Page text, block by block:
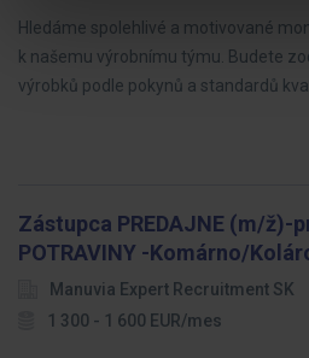
Hledáme spolehlivé a motivované
k našemu výrobnímu týmu. Budete
výrobků podle pokynů a standardů
Zástupca PREDAJNE (m/ž)-
POTRAVINY -Komárno/
Manuvia Expert Recruitment SK
1 300 - 1 600 EUR/mes